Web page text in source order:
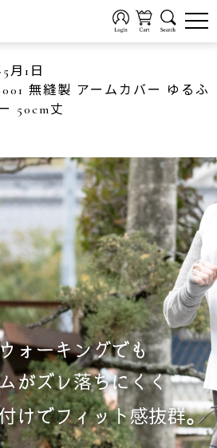
月1日
無縫製 アームカバー ゆるふ
50cm丈